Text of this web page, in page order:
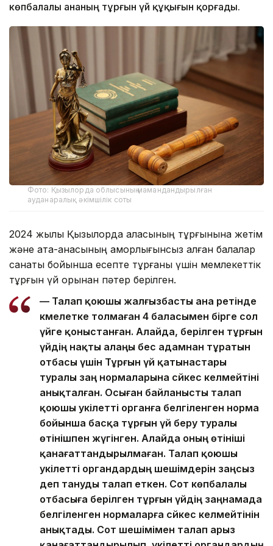
көпбалалы ананың тұрғын үй құқығын қорғады.
Фото: Қызылорда облысының мамандандырылған
ауданаралық әкімшілік соты
2024 жылы Қызылорда қаласының тұрғынына жетім
және ата-анасының қамқорлығынсыз қалған балалар
санаты бойынша есепте тұрғаны үшін мемлекеттік
тұрғын үй қорынан пәтер берілген.
— Талап қоюшы жалғызбасты ана ретінде
кәмелетке толмаған 4 баласымен бірге сол
үйге қоныстанған. Алайда, берілген тұрғын
үйдің нақты алаңы бес адамнан тұратын
отбасы үшін Тұрғын үй қатынастары
туралы заң нормаларына сәйкес келмейтіні
анықталған. Осыған байланысты талап
қоюшы уәкілетті органға белгіленген норма
бойынша басқа тұрғын үй беру туралы
өтінішпен жүгінген. Алайда оның өтініші
қанағаттандырылмаған. Талап қоюшы
уәкілетті органдардың шешімдерін заңсыз
деп тануды талап еткен. Сот көпбалалы
отбасыға берілген тұрғын үйдің заңнамада
белгіленген нормаларға сәйкес келмейтінін
анықтады. Сот шешімімен талап арыз